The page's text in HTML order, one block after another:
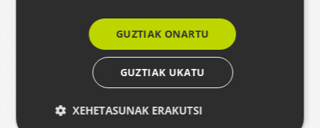
dira. Erantzunak moderatuta daude.
GUZTIAK ONARTU
GUZTIAK UKATU
XEHETASUNAK ERAKUTSI